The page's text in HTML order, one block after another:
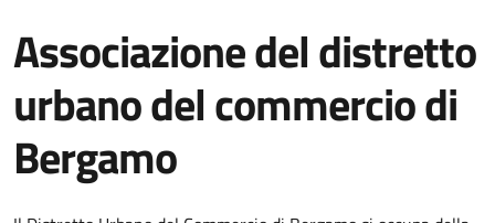
Associazione del distretto
urbano del commercio di
Bergamo